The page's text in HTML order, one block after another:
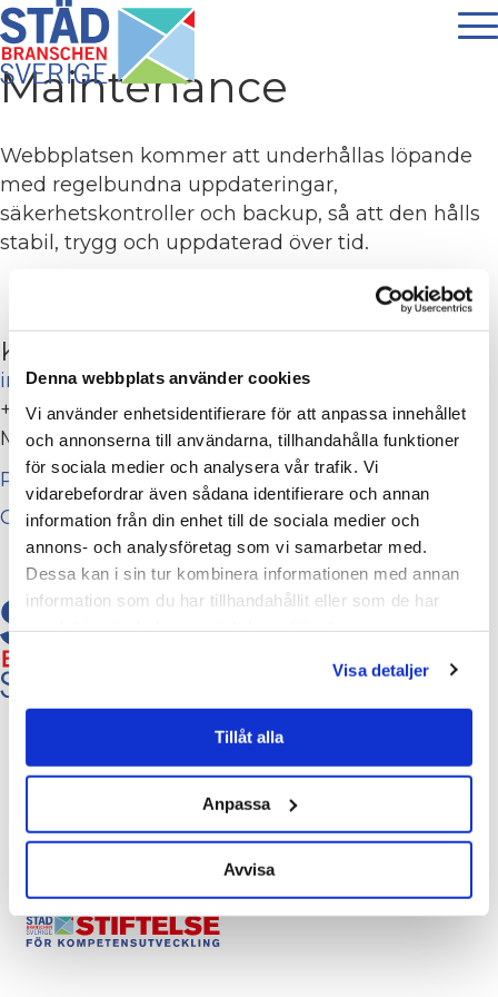
Denna webbplats använder cookies
Vi använder enhetsidentifierare för att anpassa innehållet
och annonserna till användarna, tillhandahålla funktioner
för sociala medier och analysera vår trafik. Vi
vidarebefordrar även sådana identifierare och annan
information från din enhet till de sociala medier och
annons- och analysföretag som vi samarbetar med.
Dessa kan i sin tur kombinera informationen med annan
information som du har tillhandahållit eller som de har
Visa detaljer
Tillåt alla
Anpassa
Avvisa
Maintenance
Webbplatsen kommer att underhållas löpande
med regelbundna uppdateringar,
säkerhetskontroller och backup, så att den hålls
stabil, trygg och uppdaterad över tid.
Kontakta Städbranschen Sverige
info@stadbranschensverige.se
+46 010-557 69 89
Månskärsvägen 10B - 6tr, 141 75 Kungens Kurva
Personuppgiftsbehandling
Cookies